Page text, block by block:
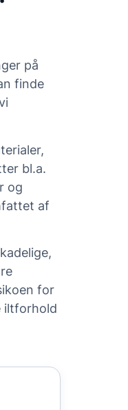
på
finde
bl.a.
og
af
for
iltforhold